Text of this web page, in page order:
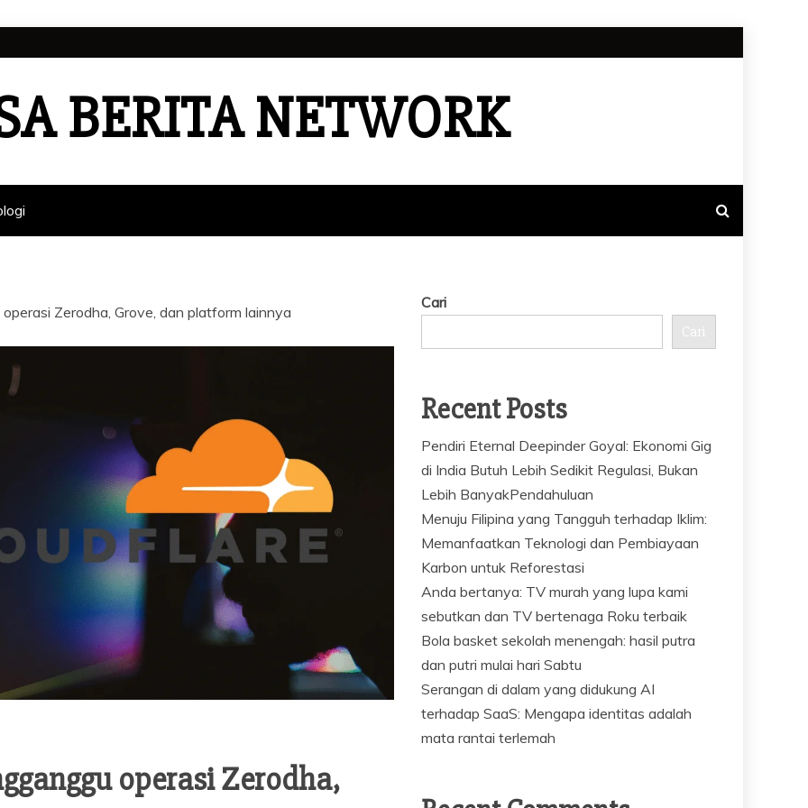
BERITA NETWORK
Zerodha, Grove, dan platform lainnya
operasi Zerodha,
Cari
Cari
Recent Posts
Pendiri Eternal Deepinder Goyal: Ekonomi Gig
di India Butuh Lebih Sedikit Regulasi, Bukan
Lebih BanyakPendahuluan
Menuju Filipina yang Tangguh terhadap Iklim:
Memanfaatkan Teknologi dan Pembiayaan
Karbon untuk Reforestasi
Anda bertanya: TV murah yang lupa kami
sebutkan dan TV bertenaga Roku terbaik
Bola basket sekolah menengah: hasil putra
dan putri mulai hari Sabtu
Serangan di dalam yang didukung AI
terhadap SaaS: Mengapa identitas adalah
mata rantai terlemah